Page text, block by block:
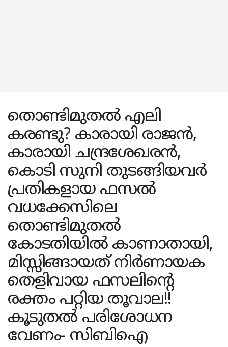
തൊണ്ടിമുതൽ എലി
കരണ്ടു? കാരായി രാജൻ,
കാരായി ചന്ദ്രശേഖരൻ,
കൊടി സുനി തുടങ്ങിയവർ
പ്രതികളായ ഫസൽ
വധക്കേസിലെ
തൊണ്ടിമുതൽ
കോടതിയിൽ കാണാതായി,
മിസ്സിങ്ങായത് നിർണായക
തെളിവായ ഫസലിന്റെ
രക്തം പറ്റിയ തൂവാല!!
കൂടുതൽ പരിശോധന
വേണം- സിബിഐ